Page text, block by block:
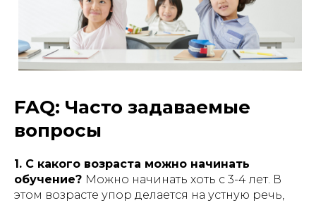
FAQ: Часто задаваемые
вопросы
1. С какого возраста можно начинать
обучение? Можно начинать хоть с 3-4 лет. В
этом возрасте упор делается на устную речь,